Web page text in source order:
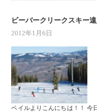
ビーバークリークスキー
2012年1月6日
ベイルよりこんにちは！！ 今